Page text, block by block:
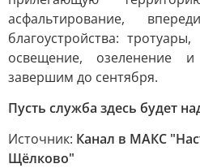
асфальтирование,
благоустройства:
освещение, озеленение
завершим до сентября.
Пусть служба здесь будет
Источник: Канал в МАКС
Щёлково"